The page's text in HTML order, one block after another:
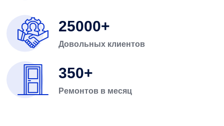
25000
Довольных клиентов
350
Ремонтов в месяц